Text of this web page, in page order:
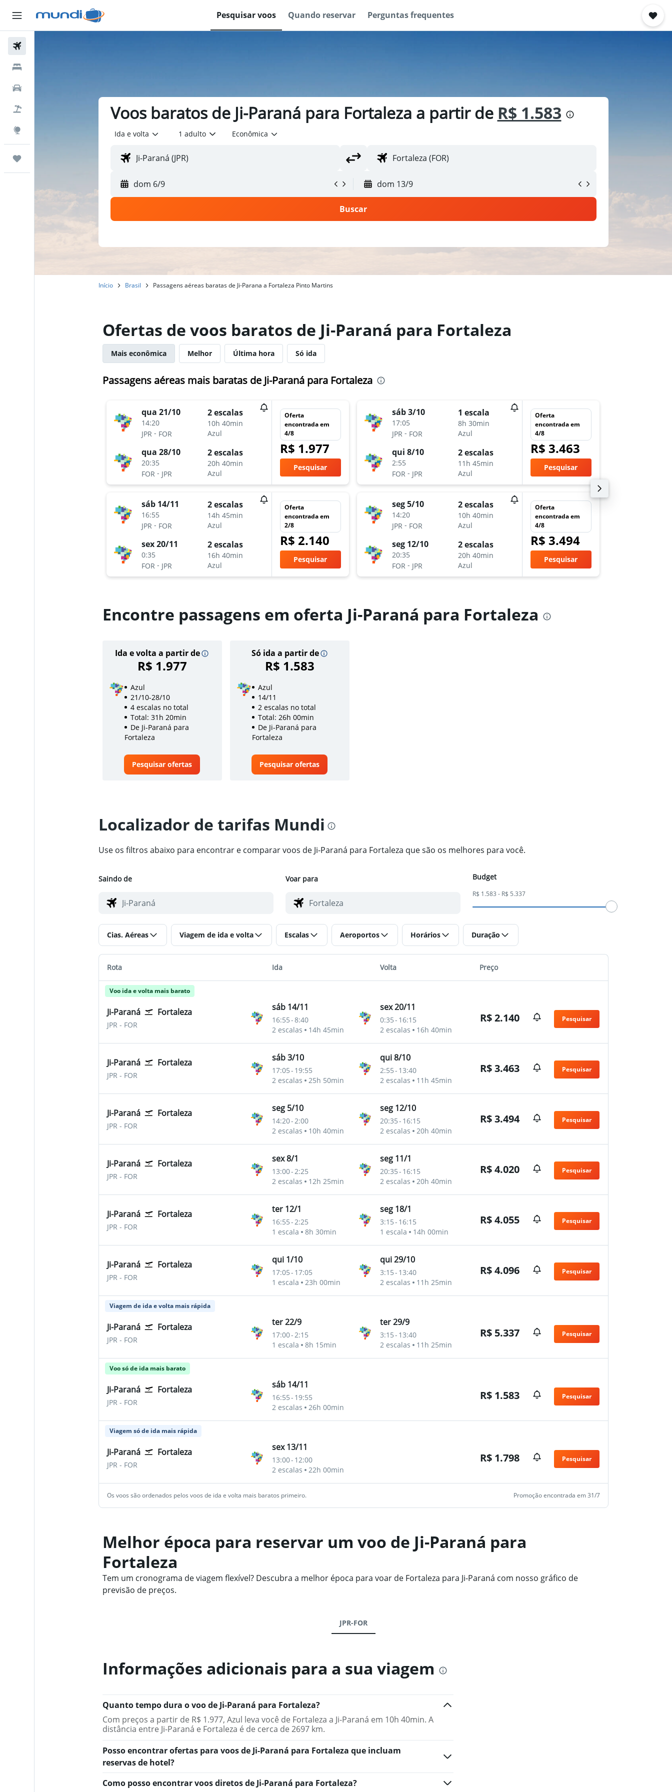
Pesquisar voos Quando reservar Perguntas frequentes
Voos baratos de Ji-Paraná para Fortaleza a partir de R$ 1.583
Ida e volta 1 adulto Econômica
dom 6/9 dom 13/9
Buscar
Início Brasil Passagens aéreas baratas de Ji-Parana a Fortaleza Pinto Martins
Ofertas de voos baratos de Ji-Paraná para Fortaleza
Mais econômica Melhor Última hora Só ida
Passagens aéreas mais baratas de Ji-Paraná para Fortaleza
qua 21/10
14:20
JPR - FOR
2 escalas
10h 40min
Azul
qua 28/10
20:35
FOR - JPR
2 escalas
20h 40min
Azul
Oferta
encontrada em
4/8
R$ 1.977
Pesquisar
sáb 14/11
16:55
JPR - FOR
2 escalas
14h 45min
Azul
sex 20/11
0:35
FOR - JPR
2 escalas
16h 40min
Azul
Oferta
encontrada em
2/8
R$ 2.140
Pesquisar
sáb 3/10
17:05
JPR - FOR
1 escala
8h 30min
Azul
qui 8/10
2:55
FOR - JPR
2 escalas
11h 45min
Azul
Oferta
encontrada em
4/8
R$ 3.463
Pesquisar
seg 5/10
14:20
JPR - FOR
2 escalas
10h 40min
Azul
seg 12/10
20:35
FOR - JPR
2 escalas
20h 40min
Azul
Oferta
encontrada em
4/8
R$ 3.494
Pesquisar
Encontre passagens em oferta Ji-Paraná para Fortaleza
Ida e volta a partir de
R$ 1.977
Só ida a partir de
R$ 1.583
Azul
21/10-28/10
4 escalas no total
Total: 31h 20min
De Ji-Paraná para
Fortaleza
Pesquisar ofertas
Azul
14/11
2 escalas no total
Total: 26h 00min
De Ji-Paraná para
Fortaleza
Pesquisar ofertas
Localizador de tarifas Mundi
Use os filtros abaixo para encontrar e comparar voos de Ji-Paraná para Fortaleza que são os melhores para você.
Saindo de Voar para Budget
R$ 1.583 - R$ 5.337
Cias. Aéreas Viagem de ida e volta Escalas Aeroportos Horários Duração
Rota Ida Volta Preço
Voo ida e volta mais barato
Ji-Paraná Fortaleza
JPR - FOR
sáb 14/11
16:55-8:40
2 escalas
14h 45min
sex 20/11
0:35- 16:15
2 escalas
16h 40min
R$ 2.140 Pesquisar
Ji-Paraná Fortaleza
JPR - FOR
sáb 3/10
17:05- 19:55
2 escalas
25h 50min
qui 8/10
2:55- 13:40
2 escalas
11h 45min
R$ 3.463 Pesquisar
Ji-Paraná Fortaleza
JPR - FOR
seg 5/10
14:20-2:00
2 escalas
10h 40min
seg 12/10
20:35- 16:15
2 escalas
20h 40min
R$ 3.494 Pesquisar
Ji-Paraná Fortaleza
JPR - FOR
sex 8/1
13:00-2:25
2 escalas
12h 25min
seg 11/1
20:35- 16:15
2 escalas
20h 40min
R$ 4.020 Pesquisar
Ji-Paraná Fortaleza
JPR - FOR
ter 12/1
16:55-2:25
1 escala
8h 30min
seg 18/1
3:15- 16:15
1 escala
14h 00min
R$ 4.055 Pesquisar
Ji-Paraná Fortaleza
JPR - FOR
qui 1/10
17:05- 17:05
1 escala
23h 00min
qui 29/10
3:15- 13:40
2 escalas
11h 25min
R$ 4.096 Pesquisar
Viagem de ida e volta mais rápida
Ji-Paraná Fortaleza
JPR - FOR
ter 22/9
17:00-2:15
1 escala
8h 15min
ter 29/9
3:15- 13:40
2 escalas
11h 25min
R$ 5.337 Pesquisar
Voo só de ida mais barato
Ji-Paraná Fortaleza
JPR - FOR
sáb 14/11
16:55- 19:55
2 escalas
26h 00min
R$ 1.583 Pesquisar
Viagem só de ida mais rápida
Ji-Paraná Fortaleza
JPR - FOR
sex 13/11
13:00- 12:00
2 escalas
22h 00min
R$ 1.798 Pesquisar
Os voos são ordenados pelos voos de ida e volta mais baratos primeiro. Promoção encontrada em 31/7
Melhor época para reservar um voo de Ji-Paraná para
Fortaleza
Tem um cronograma de viagem flexível? Descubra a melhor época para voar de Fortaleza para Ji-Paraná com nosso gráfico de
previsão de preços.
JPR-FOR
Informações adicionais para a sua viagem
Quanto tempo dura o voo de Ji-Paraná para Fortaleza?
Com preços a partir de R$ 1.977, Azul leva você de Fortaleza a Ji-Paraná em 10h 40min. A
distância entre Ji-Paraná e Fortaleza é de cerca de 2697 km.
Posso encontrar ofertas para voos de Ji-Paraná para Fortaleza que incluam
reservas de hotel?
Como posso encontrar voos diretos de Ji-Paraná para Fortaleza?